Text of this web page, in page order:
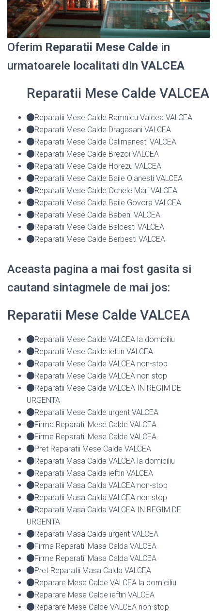
Oferim Reparatii Mese Calde in
urmatoarele localitati din VALCEA
Reparatii Mese Calde VALCEA
Reparatii Mese Calde Ramnicu Valcea VALCEA
Reparatii Mese Calde Dragasani VALCEA
Reparatii Mese Calde Calimanesti VALCEA
Reparatii Mese Calde Brezoi VALCEA
Reparatii Mese Calde Horezu VALCEA
Reparatii Mese Calde Baile Olanesti VALCEA
Reparatii Mese Calde Ocnele Mari VALCEA
Reparatii Mese Calde Baile Govora VALCEA
Reparatii Mese Calde Babeni VALCEA
Reparatii Mese Calde Balcesti VALCEA
Reparatii Mese Calde Berbesti VALCEA
Aceasta pagina a mai fost gasita si
cautand sintagmele de mai jos:
Reparatii Mese Calde VALCEA
Reparatii Mese Calde VALCEA la domiciliu
Reparatii Mese Calde ieftin VALCEA
Reparatii Mese Calde VALCEA non-stop
Reparatii Mese Calde VALCEA non stop
Reparatii Mese Calde VALCEA IN REGIM DE
URGENTA
Reparatii Mese Calde urgent VALCEA
Firma Reparatii Mese Calde VALCEA
Firme Reparatii Mese Calde VALCEA
Pret Reparatii Mese Calde VALCEA
Reparatii Masa Calda VALCEA la domiciliu
Reparatii Masa Calda ieftin VALCEA
Reparatii Masa Calda VALCEA non-stop
Reparatii Masa Calda VALCEA non stop
Reparatii Masa Calda VALCEA IN REGIM DE
URGENTA
Reparatii Masa Calda urgent VALCEA
Firma Reparatii Masa Calda VALCEA
Firme Reparatii Masa Calda VALCEA
Pret Reparatii Masa Calda VALCEA
Reparare Mese Calde VALCEA la domiciliu
Reparare Mese Calde ieftin VALCEA
Reparare Mese Calde VALCEA non-stop